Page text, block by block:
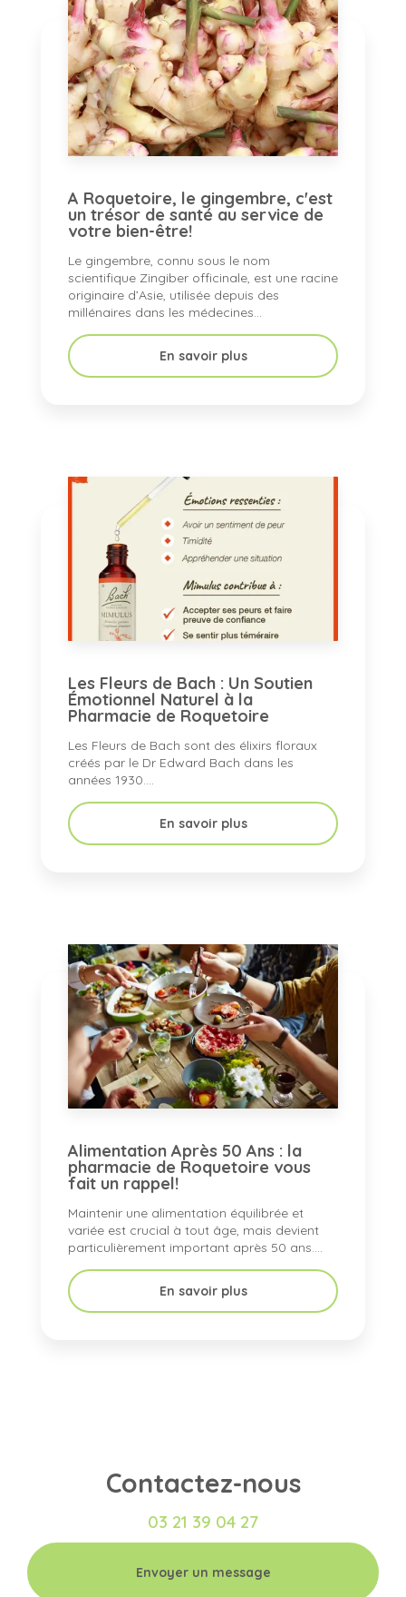
A Roquetoire, le gingembre, c'est
un trésor de santé au service de
votre bien-être!
Le gingembre, connu sous le nom
scientifique Zingiber officinale, est une racine
originaire d’Asie, utilisée depuis des
millénaires dans les médecines...
En savoir plus
Les Fleurs de Bach : Un Soutien
Émotionnel Naturel à la
Pharmacie de Roquetoire
Les Fleurs de Bach sont des élixirs floraux
créés par le Dr Edward Bach dans les
années 1930....
En savoir plus
Alimentation Après 50 Ans : la
pharmacie de Roquetoire vous
fait un rappel!
Maintenir une alimentation équilibrée et
variée est crucial à tout âge, mais devient
particulièrement important après 50 ans....
En savoir plus
Contactez-nous
03 21 39 04 27
Envoyer un message